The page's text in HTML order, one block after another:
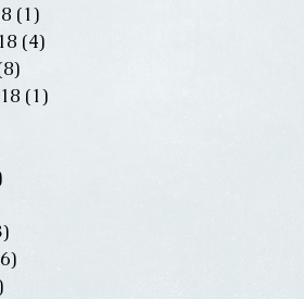
(1)
(4)
(1)